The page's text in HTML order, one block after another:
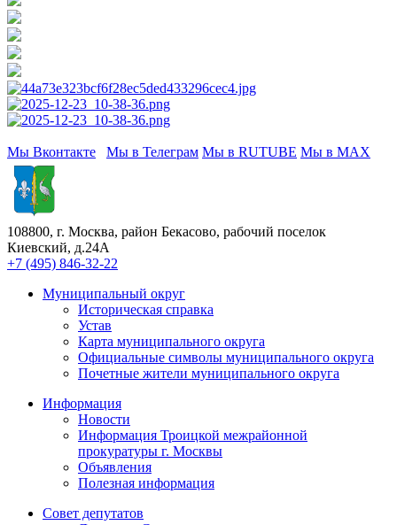
Мы Вконтакте Мы в Телеграм Мы в RUTUBE Мы в МАХ
108800, г. Москва, район Бекасово, рабочий поселок
Киевский, д.24А
+7 (495) 846-32-22
Муниципальный округ
Историческая справка
Устав
Карта муниципального округа
Официальные символы муниципального округа
Почетные жители муниципального округа
Информация
Новости
Информация Троицкой межрайонной
прокуратуры г. Москвы
Объявления
Полезная информация
Совет депутатов